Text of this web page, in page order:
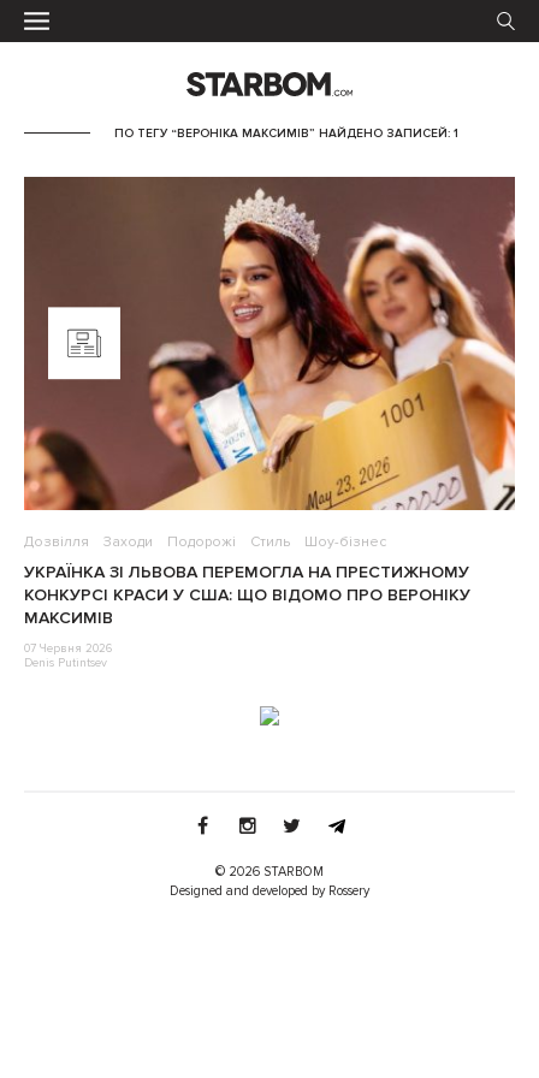
ПО ТЕГУ “ВЕРОНІКА МАКСИМІВ” НАЙДЕНО ЗАПИСЕЙ: 1
Дозвілля Заходи Подорожі Стиль Шоу-бізнес
УКРАЇНКА ЗІ ЛЬВОВА ПЕРЕМОГЛА НА ПРЕСТИЖНОМУ
КОНКУРСІ КРАСИ У США: ЩО ВІДОМО ПРО ВЕРОНІКУ
МАКСИМІВ
07 Червня 2026
Denis Putintsev
© 2026 STARBOM
Designed and developed by Rossery